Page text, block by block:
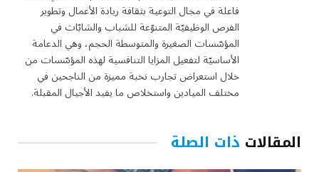
فاعلة في مجال التوعية بثقافة ريادة الأعمال وتطوير
الفرص الوظيفيّة المتنوّعة للشباب والشابّات في
المؤسّسات الصغيرة والمتوسطة الحجم، وهي الدعامة
الأساسيّة لتفعيل المزايا التنافسية لهذه المؤسّسات من
خلال استعراض تجارب نخبة مميزة من الناجحين في
مختلف الميادين واستخلاص ما يفيد الأجيال المقبلة.
المقالات ذات الصلة